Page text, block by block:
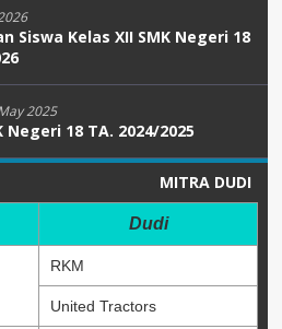
Siswa Kelas XII SMK Negeri 18
2025
18 TA. 2024/2025
MITRA DUDI
Dudi
RKM
United Tractors